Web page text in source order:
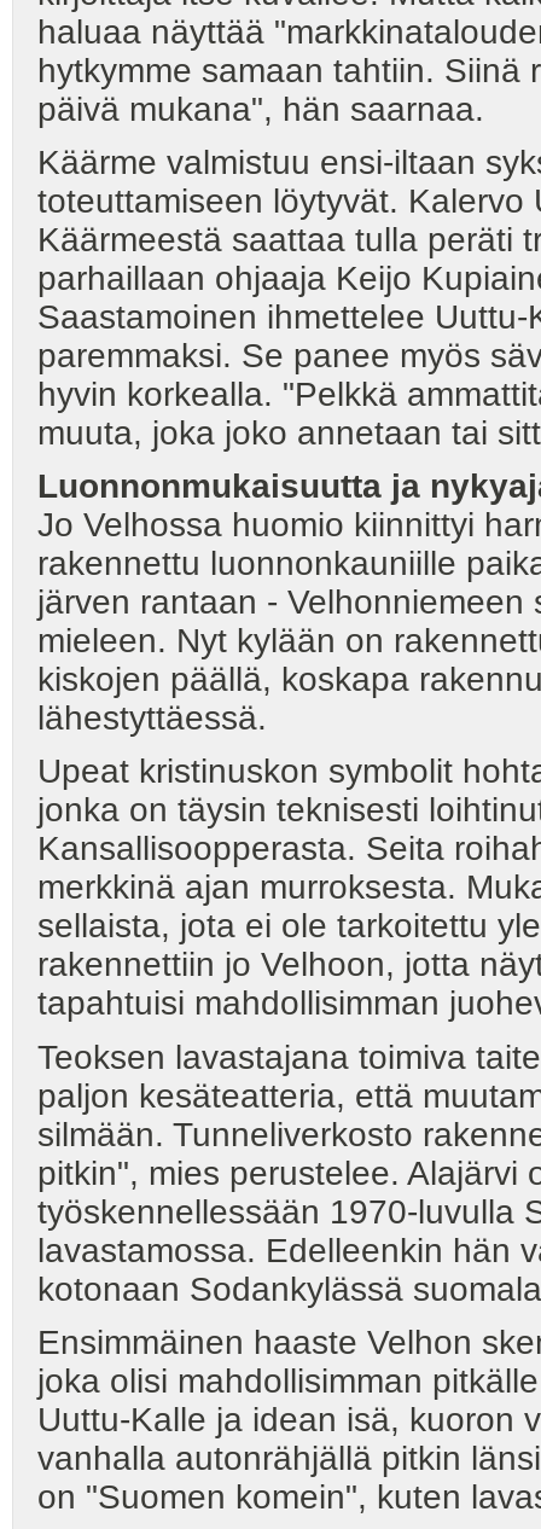
haluaa näyttää
hytkymme samaan tahtiin. Siinä
päivä mukana", hän saarnaa.
Käärme valmistuu ensi-iltaan
toteuttamiseen löytyvät.
Käärmeestä saattaa tulla peräti
parhaillaan ohjaaja Keijo
Saastamoinen ihmettelee
paremmaksi. Se panee myös
hyvin korkealla. "Pelkkä
muuta, joka joko annetaan tai
Luonnonmukaisuutta ja
Jo Velhossa huomio kiinnittyi
rakennettu luonnonkauniille
järven rantaan -
mieleen. Nyt kylään on
kiskojen päällä, koskapa
lähestyttäessä.
Upeat kristinuskon symbolit
jonka on täysin teknisesti
Kansallisoopperasta. Seita
merkkinä ajan murroksesta.
sellaista, jota ei ole tarkoitettu
rakennettiin jo Velhoon, jotta
tapahtuisi mahdollisimman
Teoksen lavastajana toimiva
paljon kesäteatteria, että
silmään. Tunneliverkosto
pitkin", mies perustelee. Alajärvi
työskennellessään 1970-luvulla
lavastamossa. Edelleenkin hän
kotonaan Sodankylässä
Ensimmäinen haaste Velhon
joka olisi mahdollisimman
Uuttu-Kalle ja idean isä, kuoron
vanhalla autonrähjällä pitkin
on "Suomen komein", kuten